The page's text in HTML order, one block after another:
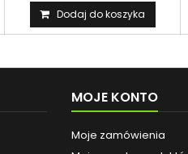
Dodaj do koszyka
MOJE KONTO
Moje zamówienia